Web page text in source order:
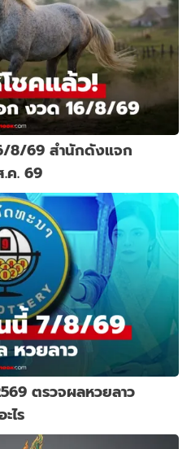
8/69 สำนักดังแจก
ค. 69
ตรวจผลหวยลาว
ไร